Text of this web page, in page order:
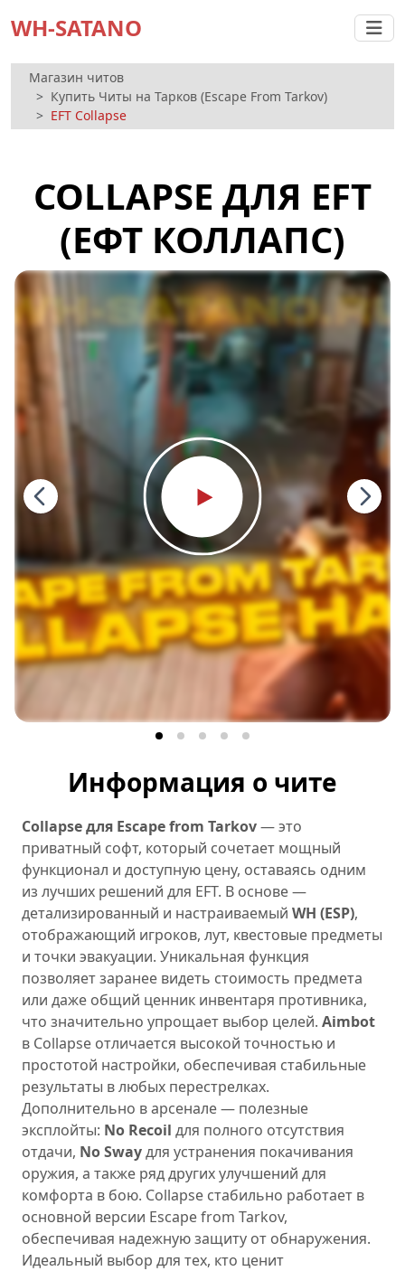
WH-SATANO
Магазин читов
Купить Читы на Тарков (Escape From Tarkov)
EFT Collapse
COLLAPSE ДЛЯ EFT
(ЕФТ КОЛЛАПС)
Информация о чите
Collapse для Escape from Tarkov— это
приватный софт, который сочетает мощный
функционал и доступную цену, оставаясь одним
из лучших решений для EFT. В основе —
детализированный и настраиваемый WH (ESP),
отображающий игроков, лут, квестовые предметы
и точки эвакуации. Уникальная функция
позволяет заранее видеть стоимость предмета
или даже общий ценник инвентаря противника,
что значительно упрощает выбор целей. Aimbot
в Collapse отличается высокой точностью и
простотой настройки, обеспечивая стабильные
результаты в любых перестрелках.
Дополнительно в арсенале — полезные
эксплойты: No Recoil для полного отсутствия
отдачи, No Swayдля устранения покачивания
оружия, а также ряд других улучшений для
комфорта в бою. Collapse стабильно работает в
основной версии Escape from Tarkov,
обеспечивая надежную защиту от обнаружения.
Идеальный выбор для тех, кто ценит